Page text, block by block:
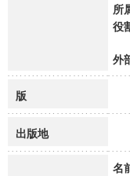
所
役
外
版
出版地
名